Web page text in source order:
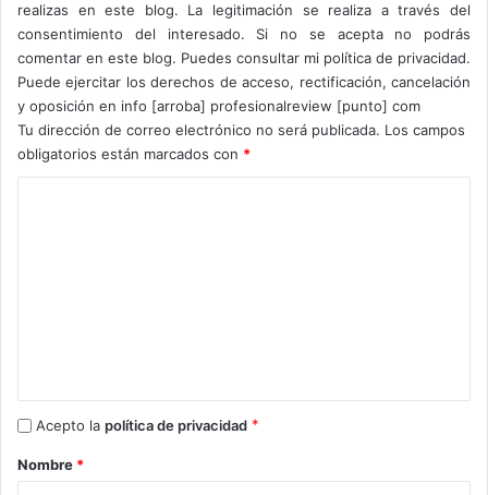
a veces esas partes se listan en actualizaciones y
registros de cambios, lo que ocurre aquí, revelándonos el
Core i9-9900KFC.
Se confirma su existencia, pero no
tenemos mas detalles
realizas en este blog. La legitimación se realiza a través del
consentimiento del interesado. Si no se acepta no podrás
comentar en este blog. Puedes consultar mi política de privacidad.
Puede ejercitar los derechos de acceso, rectificación, cancelación
y oposición en info [arroba] profesionalreview [punto] com
Tu dirección de correo electrónico no será publicada. Los campos
obligatorios están marcados con *
r
o
Acepto la política de privacidad *
Nombre *